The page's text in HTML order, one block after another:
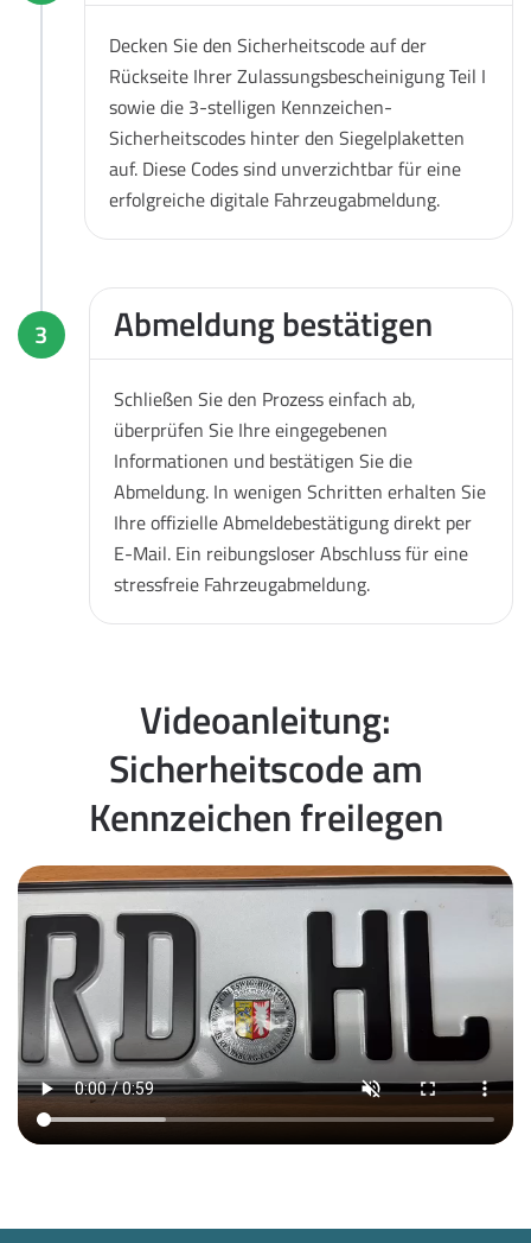
Decken Sie den Sicherheitscode auf der
Rückseite Ihrer Zulassungsbescheinigung Teil I
sowie die 3-stelligen Kennzeichen-
Sicherheitscodes hinter den Siegelplaketten
auf. Diese Codes sind unverzichtbar für eine
erfolgreiche digitale Fahrzeugabmeldung.
3 Abmeldung bestätigen
Schließen Sie den Prozess einfach ab,
überprüfen Sie Ihre eingegebenen
Informationen und bestätigen Sie die
Abmeldung. In wenigen Schritten erhalten Sie
Ihre offizielle Abmeldebestätigung direkt per
E-Mail. Ein reibungsloser Abschluss für eine
stressfreie Fahrzeugabmeldung.
Videoanleitung:
Sicherheitscode am
Kennzeichen freilegen